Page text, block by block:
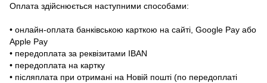
Оплата здійснюється наступними способами:
• онлайн-оплата банківською карткою на сайті, Google Pay або
Apple Pay
• передоплата за реквізитами IBAN
• передоплата на картку
• післяплата при отримані на Новій пошті (по передоплаті